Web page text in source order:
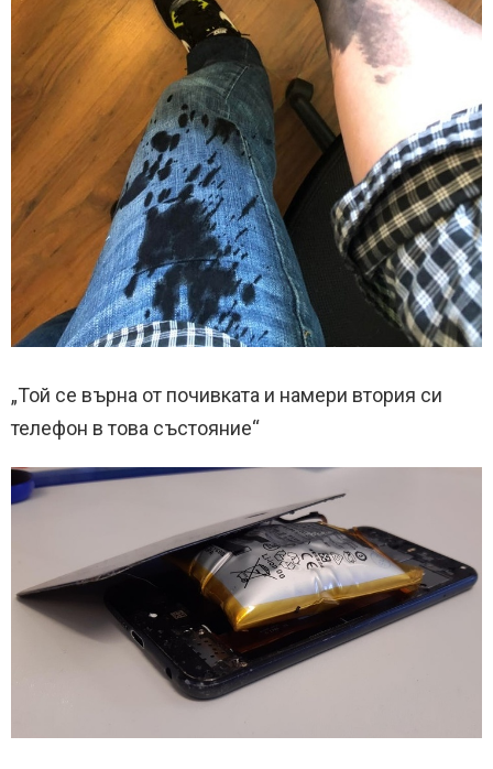
„Той се върна от почивката и намери втория си
телефон в това състояние“